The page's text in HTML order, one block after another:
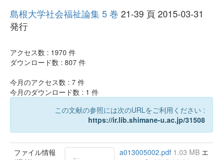
島根大学社会福祉論集 5 巻 21-39 頁 2015-03-31
発行
アクセス数 : 1970 件
ダウンロード数 : 807 件
今月のアクセス数 : 7 件
今月のダウンロード数 : 1 件
この文献の参照には次のURLをご利用ください :
https://ir.lib.shimane-u.ac.jp/31508
ファイル情報
a013005002.pdf 1.03 MB エ